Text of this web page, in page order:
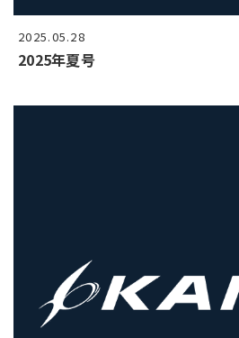
2025.05.28
2025年夏号